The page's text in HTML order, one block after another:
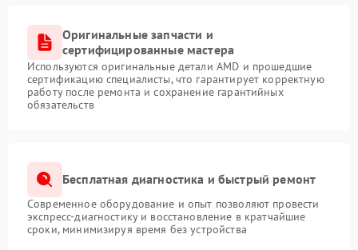
Оригинальные запчасти и
сертифицированные мастера
Используются оригинальные детали AMD и прошедшие
сертификацию специалисты, что гарантирует корректную
работу после ремонта и сохранение гарантийных
обязательств
Бесплатная диагностика и быстрый ремонт
Современное оборудование и опыт позволяют провести
экспресс-диагностику и восстановление в кратчайшие
сроки, минимизируя время без устройства